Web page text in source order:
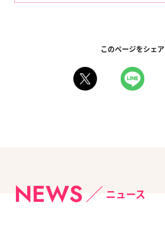
このページをシェア
NEWS ニュース